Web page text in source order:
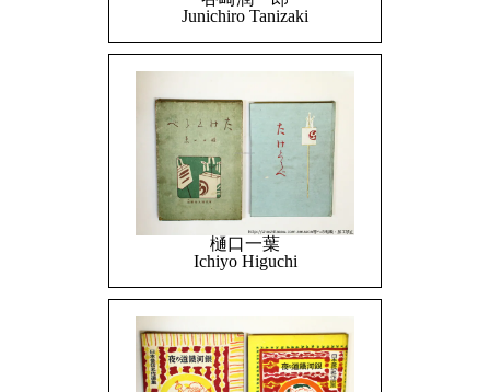
Junichiro Tanizaki
樋口一葉
Ichiyo Higuchi